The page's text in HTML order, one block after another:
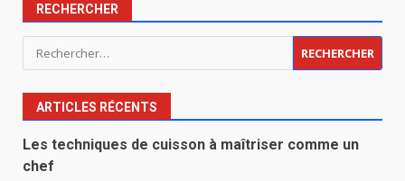
RECHERCHER
Rechercher :
ARTICLES RÉCENTS
Les techniques de cuisson à maîtriser comme un
chef